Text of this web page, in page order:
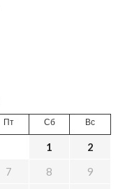
Пт Сб Вс
1
2
7 8
9